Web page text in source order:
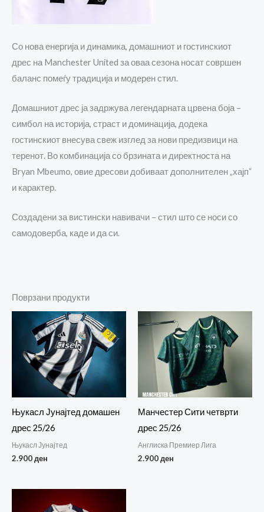
Со нова енергија и динамика, домашниот и гостинскиот
дрес на Manchester United за оваа сезона носат совршен
баланс помеѓу традиција и модерен стил.
Домашниот дрес ја задржува легендарната црвена боја –
симбол на историја, страст и доминација, додека
гостинскиот внесува свеж изглед за нови предизвици на
теренот. Во комбинација со брзината и директноста на
Bryan Mbeumo, овие дресови добиваат дополнителен „хајп“
и карактер.
Создадени за вистински навивачи – стил што се носи со
самодоверба, каде и да си.
Поврзани продукти
Њукасл Јунајтед домашен
дрес 25/26
Њукасл Јунајтед
2.900ден
Манчестер Сити четврти
дрес 25/26
Англиска Премиер Лига
2.900ден